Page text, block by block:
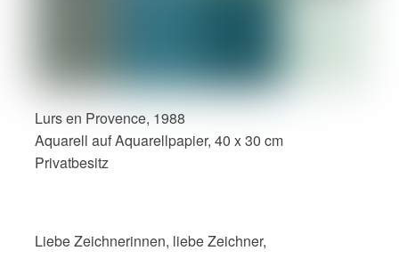
Lurs en Provence, 1988
Aquarell auf Aquarellpapier, 40 x 30 cm
Privatbesitz
Liebe Zeichnerinnen, liebe Zeichner,